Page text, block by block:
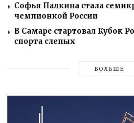
Софья Палкина стала
чемпионкой России
В Самаре стартовал Кубок
спорта слепых
БОЛЬШЕ